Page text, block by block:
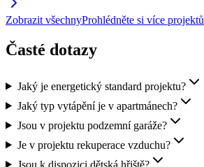
Zobrazit všechnyProhlédněte si více projektů
Časté dotazy
Jaký je energetický standard projektu?
Jaký typ vytápění je v apartmánech?
Jsou v projektu podzemní garáže?
Je v projektu rekuperace vzduchu?
Jsou k dispozici dětská hřiště?